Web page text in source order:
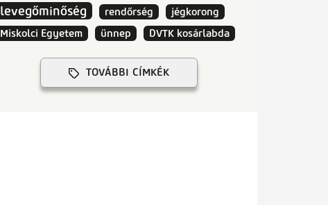
levegőminőség
rendőrség
jégkorong
Miskolci Egyetem
ünnep DVTK kosárlabda
TOVÁBBI CÍMKÉK